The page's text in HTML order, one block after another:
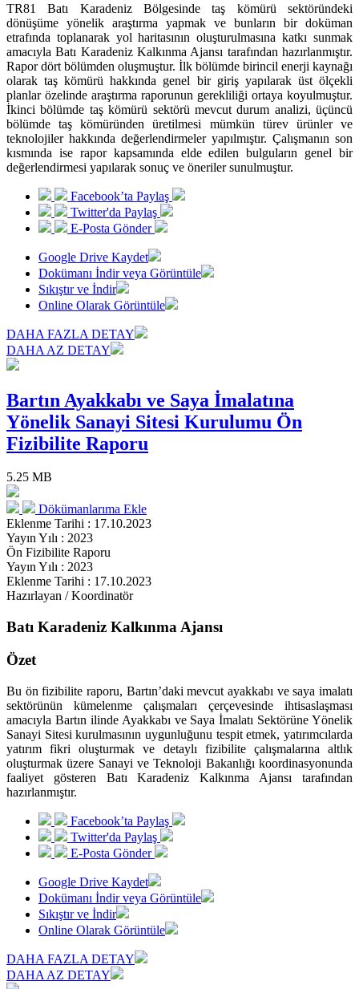
TR81 Batı Karadeniz Bölgesinde taş kömürü sektöründeki
dönüşüme yönelik araştırma yapmak ve bunların bir doküman
etrafında toplanarak yol haritasının oluşturulmasına katkı sunmak
amacıyla Batı Karadeniz Kalkınma Ajansı tarafından hazırlanmıştır.
Rapor dört bölümden oluşmuştur. İlk bölümde birincil enerji kaynağı
olarak taş kömürü hakkında genel bir giriş yapılarak üst ölçekli
planlar özelinde araştırma raporunun gerekliliği ortaya koyulmuştur.
İkinci bölümde taş kömürü sektörü mevcut durum analizi, üçüncü
bölümde taş kömüründen üretilmesi mümkün türev ürünler ve
teknolojiler hakkında değerlendirmeler yapılmıştır. Çalışmanın son
kısmında ise rapor kapsamında elde edilen bulguların genel bir
değerlendirmesi yapılarak sonuç ve öneriler sunulmuştur.
Facebook’ta Paylaş
Twitter'da Paylaş
E-Posta Gönder
Google Drive Kaydet
Dokümanı İndir veya Görüntüle
Sıkıştır ve İndir
Online Olarak Görüntüle
DAHA FAZLA DETAY
DAHA AZ DETAY
Bartın Ayakkabı ve Saya İmalatına
Yönelik Sanayi Sitesi Kurulumu Ön
Fizibilite Raporu
5.25 MB
Dökümanlarıma Ekle
Eklenme Tarihi : 17.10.2023
Yayın Yılı : 2023
Ön Fizibilite Raporu
Yayın Yılı : 2023
Eklenme Tarihi : 17.10.2023
Hazırlayan / Koordinatör
Batı Karadeniz Kalkınma Ajansı
Özet
Bu ön fizibilite raporu, Bartın’daki mevcut ayakkabı ve saya imalatı
sektörünün kümelenme çalışmaları çerçevesinde ihtisaslaşması
amacıyla Bartın ilinde Ayakkabı ve Saya İmalatı Sektörüne Yönelik
Sanayi Sitesi kurulmasının uygunluğunu tespit etmek, yatırımcılarda
yatırım fikri oluşturmak ve detaylı fizibilite çalışmalarına altlık
oluşturmak üzere Sanayi ve Teknoloji Bakanlığı koordinasyonunda
faaliyet gösteren Batı Karadeniz Kalkınma Ajansı tarafından
hazırlanmıştır.
Facebook’ta Paylaş
Twitter'da Paylaş
E-Posta Gönder
Google Drive Kaydet
Dokümanı İndir veya Görüntüle
Sıkıştır ve İndir
Online Olarak Görüntüle
DAHA FAZLA DETAY
DAHA AZ DETAY